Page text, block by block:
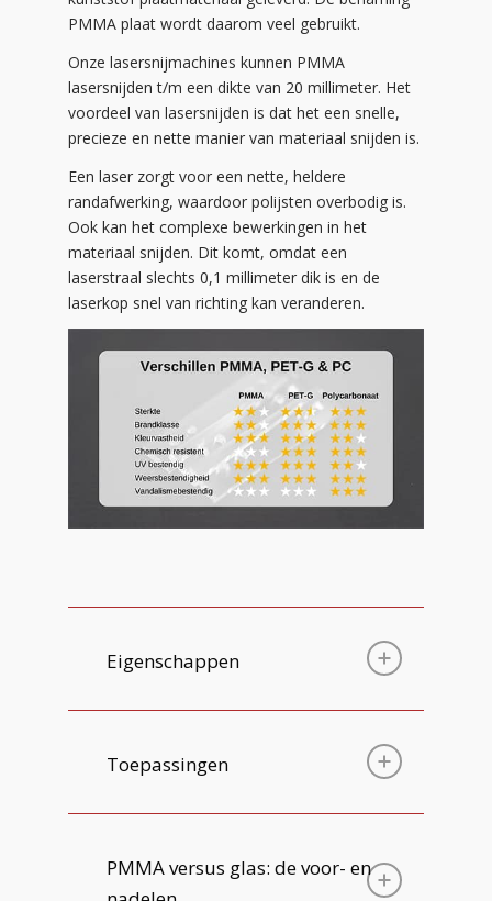
PMMA plaat wordt daarom veel gebruikt.
Onze lasersnijmachines kunnen PMMA
lasersnijden t/m een dikte van 20 millimeter. Het
voordeel van lasersnijden is dat het een snelle,
precieze en nette manier van materiaal snijden is.
Een laser zorgt voor een nette, heldere
randafwerking, waardoor polijsten overbodig is.
Ook kan het complexe bewerkingen in het
materiaal snijden. Dit komt, omdat een
laserstraal slechts 0,1 millimeter dik is en de
laserkop snel van richting kan veranderen.
Eigenschappen
Toepassingen
PMMA versus glas: de voor- en